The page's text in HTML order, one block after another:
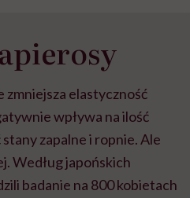
zmniejsza elastyczność
wpływa na ilość
zapalne i ropnie. Ale
Według japońskich
badanie na 800 kobietach